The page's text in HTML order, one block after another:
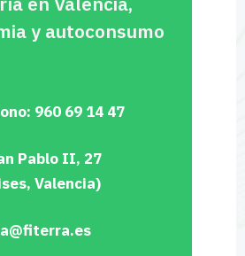
y autoconsumo
960 69 14 47
Pablo II, 27
Valencia)